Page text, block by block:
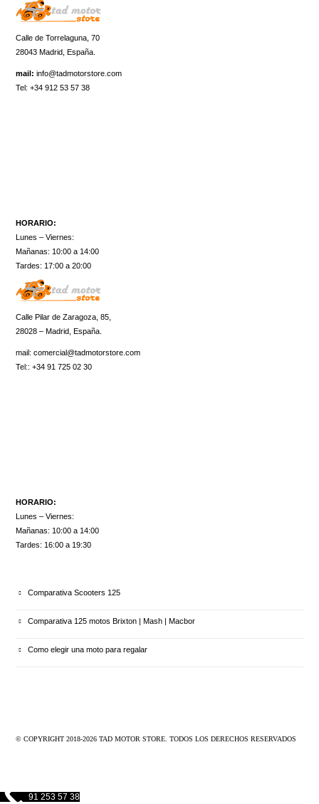
Calle de Torrelaguna, 70
28043 Madrid, España.
mail: info@tadmotorstore.com
Tel:+34912 53 57 38
HORARIO:
Lunes – Viernes:
Mañanas: 10:00 a 14:00
Tardes: 17:00 a 20:00
Calle Pilar de Zaragoza, 85,
28028 – Madrid, España.
mail:comercial@tadmotorstore.com
Tel:: +34 91 725 02 30
HORARIO:
Lunes – Viernes:
Mañanas: 10:00 a 14:00
Tardes: 16:00 a 19:30
Comparativa Scooters 125
Comparativa 125 motos Brixton | Mash | Macbor
Como elegir una moto para regalar
© COPYRIGHT 2018-2026 TAD MOTOR STORE. TODOS LOS DERECHOS RESERVADOS
91 253 57 38